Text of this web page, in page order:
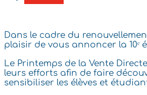
Dans le cadre du
plaisir de vous annoncer la 10ᵉ
Le Printemps de la Vente
leurs efforts afin de faire
sensibiliser les élèves et